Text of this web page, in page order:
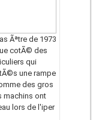
Ãªtre de 1973
cotÃ© des
qui
une rampe
des gros
machins ont
lors de l'iper